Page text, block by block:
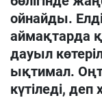
ойнайды.
аймақтарда
дауыл
ықтимал.
күтіледі,